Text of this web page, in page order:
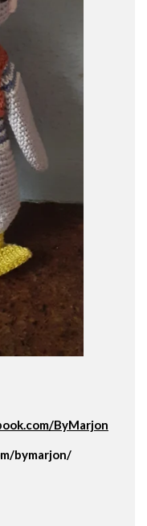
ByMarjon
bymarjon/